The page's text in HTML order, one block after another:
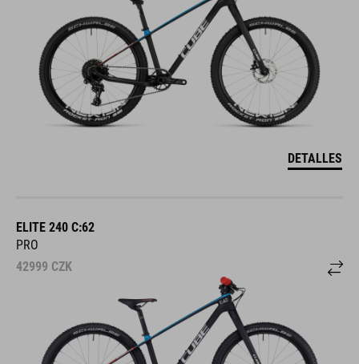
DETALLES
ELITE 240 C:62
PRO
42999 CZK